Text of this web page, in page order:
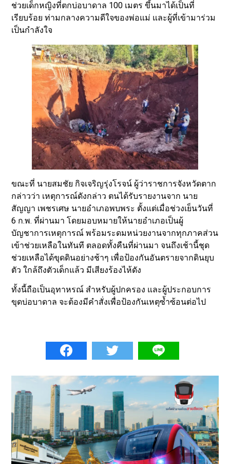
ช่วยเด็กหญิงที่ตกบ่อบาดาล 100 เมตร ขึ้นมาได้เป็นที่
เรียบร้อย ท่ามกลางความดีใจของพ่อแม่ และผู้ที่เข้ามาร่วม
เป็นกำลังใจ
ขณะที่ นายสมชัย กิจเจริญรุ่งโรจน์ ผู้ว่าราชการจังหวัดตาก
กล่าวว่า เหตุการณ์ดังกล่าว ตนได้รับรายงานจาก นาย
สัญญา เพชรเศษ นายอำเภอพบพระ ตั้งแต่เมื่อช่วงเย็นวันที่
6 ก.พ. ที่ผ่านมา โดยมอบหมายให้นายอำเภอเป็นผู้
บัญชาการเหตุการณ์ พร้อมระดมหน่วยงานจากทุกภาคส่วน
เข้าช่วยเหลือในทันที ตลอดทั้งคืนที่ผ่านมา จนถึงเช้านี้ชุด
ช่วยเหลือได้ขุดดินอย่างช้าๆ เพื่อป้องกันอันตรายจากดินยุบ
ตัว ใกล้ถึงตัวเด็กแล้ว มีเสียงร้องไห้ดัง
ทั้งนี้ถือเป็นอุทาหรณ์ สำหรับผู้ปกครอง และผู้ประกอบการ
ขุดบ่อบาดาล จะต้องมีคำสั่งเพื่อป้องกันเหตุซ้ำซ้อนต่อไป